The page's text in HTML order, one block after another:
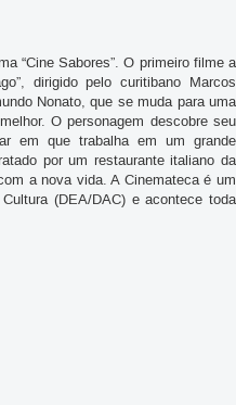
“Cine Sabores”. O primeiro filme a
dirigido pelo curitibano Marcos
Nonato, que se muda para uma
O personagem descobre seu
em que trabalha em um grande
por um restaurante italiano da
a nova vida. A Cinemateca é um
(DEA/DAC) e acontece toda